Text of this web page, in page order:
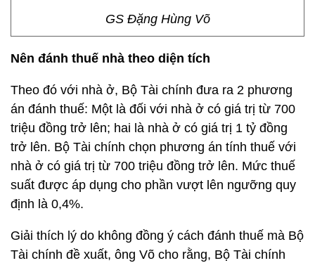
GS Đặng Hùng Võ
Nên đánh thuế nhà theo diện tích
Theo đó với nhà ở, Bộ Tài chính đưa ra 2 phương
án đánh thuế: Một là đối với nhà ở có giá trị từ 700
triệu đồng trở lên; hai là nhà ở có giá trị 1 tỷ đồng
trở lên. Bộ Tài chính chọn phương án tính thuế với
nhà ở có giá trị từ 700 triệu đồng trở lên. Mức thuế
suất được áp dụng cho phần vượt lên ngưỡng quy
định là 0,4%.
Giải thích lý do không đồng ý cách đánh thuế mà Bộ
Tài chính đề xuất, ông Võ cho rằng, Bộ Tài chính